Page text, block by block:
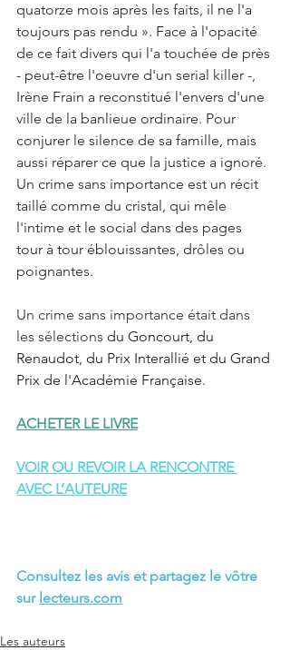
quatorze mois après les faits, il ne l'a
toujours pas rendu ». Face à l'opacité
de ce fait divers qui l'a touchée de près
- peut-être l'oeuvre d'un serial killer -,
Irène Frain a reconstitué l'envers d'une
ville de la banlieue ordinaire. Pour
conjurer le silence de sa famille, mais
aussi réparer ce que la justice a ignoré.
Un crime sans importance est un récit
taillé comme du cristal, qui mêle
l'intime et le social dans des pages
tour à tour éblouissantes, drôles ou
poignantes.
Un crime sans importance était dans
les sélections du Goncourt, du
Renaudot, du Prix Interallié et du Grand
Prix de l'Académie Française.
ACHETER LE LIVRE
VOIR OU REVOIR LA RENCONTRE
AVEC L’AUTEURE
Consultez les avis et partagez le vôtre
sur lecteurs.com
Les auteurs